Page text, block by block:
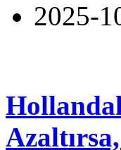
2025-